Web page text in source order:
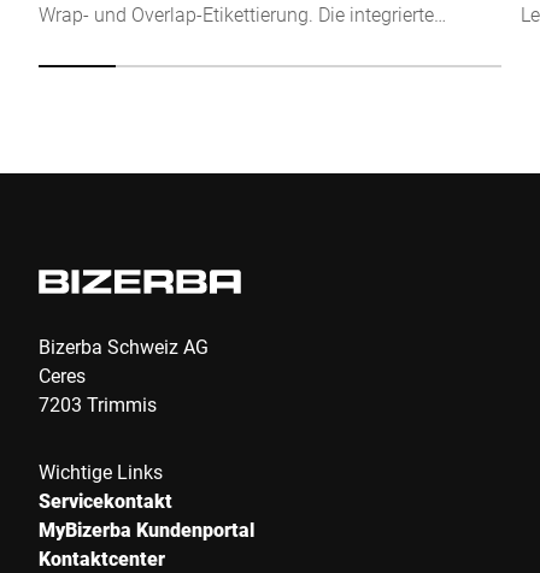
Wrap- und Overlap-Etikettierung. Die integrierte
Produkten mit Festgewicht als auch von
Bizerba Schweiz AG
Ceres
7203 Trimmis
Wichtige Links
Servicekontakt
MyBizerba Kundenportal
Kontaktcenter